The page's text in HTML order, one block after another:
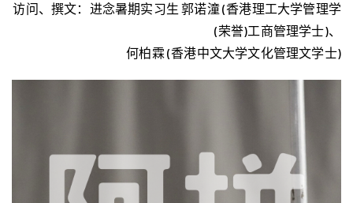
访问、撰文：进念暑期实习生 郭诺潼 (香港理工大学管理学
(荣誉)工商管理学士)、
何柏霖 (香港中文大学文化管理文学士)